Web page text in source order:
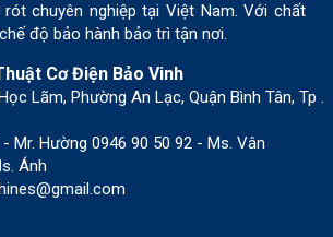
chuyên nghiệp tại Việt Nam. Với chất
độ bảo hành bảo trì tận nơi.
Cơ Điện Bảo Vinh
Lãm, Phường An Lạc, Quận Bình Tân, Tp .
Mr. Hường 0946 90 50 92 - Ms. Vân
Ánh